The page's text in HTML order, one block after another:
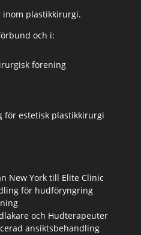
inom plastikkirurgi.
och i:
förening
för estetisk plastikkirurgi
New York till Elite Clinic
för hudföryngring
och Hudterapeuter
ansiktsbehandling